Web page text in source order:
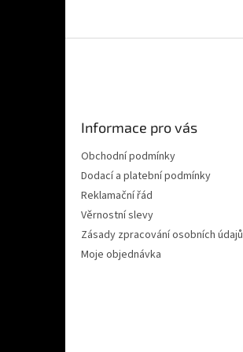
Informace pro vás
Obchodní podmínky
Dodací a platební podmínky
Reklamační řád
Věrnostní slevy
Zásady zpracování osobních údajů
Moje objednávka